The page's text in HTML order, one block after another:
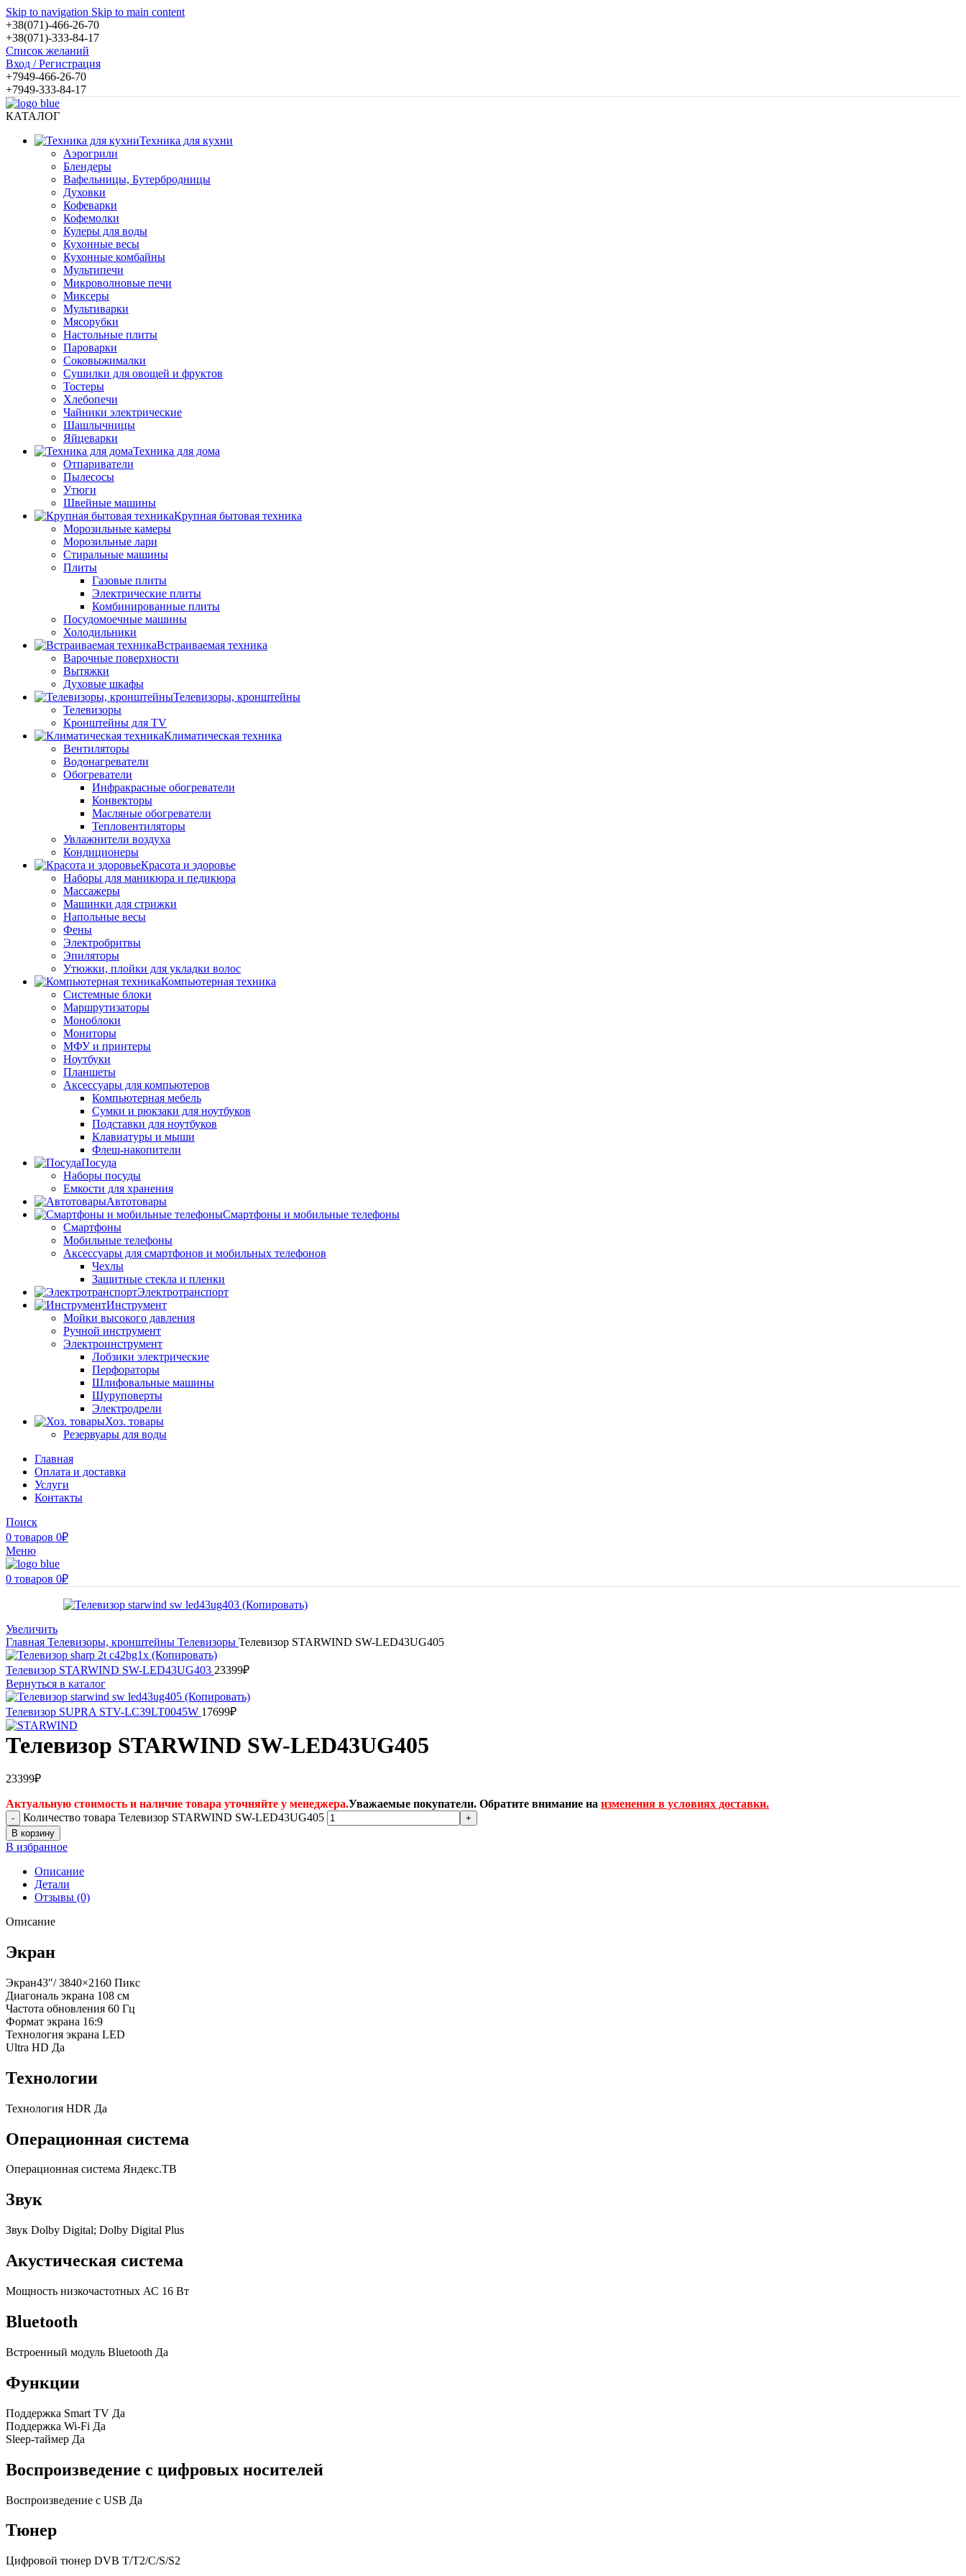
Skip to navigation Skip to main content
+38(071)-466-26-70
+38(071)-333-84-17
Список желаний
Вход / Регистрация
+7949-466-26-70
+7949-333-84-17
КАТАЛОГ
Техника для кухни
Аэрогрили
Блендеры
Вафельницы, Бутербродницы
Духовки
Кофеварки
Кофемолки
Кулеры для воды
Кухонные весы
Кухонные комбайны
Мультипечи
Микроволновые печи
Миксеры
Мультиварки
Мясорубки
Настольные плиты
Пароварки
Соковыжималки
Сушилки для овощей и фруктов
Тостеры
Хлебопечи
Чайники электрические
Шашлычницы
Яйцеварки
Техника для дома
Отпариватели
Пылесосы
Утюги
Швейные машины
Крупная бытовая техника
Морозильные камеры
Морозильные лари
Стиральные машины
Плиты
Газовые плиты
Электрические плиты
Комбинированные плиты
Посудомоечные машины
Холодильники
Встраиваемая техника
Варочные поверхности
Вытяжки
Духовые шкафы
Телевизоры, кронштейны
Телевизоры
Кронштейны для TV
Климатическая техника
Вентиляторы
Водонагреватели
Обогреватели
Инфракрасные обогреватели
Конвекторы
Масляные обогреватели
Тепловентиляторы
Увлажнители воздуха
Кондиционеры
Красота и здоровье
Наборы для маникюра и педикюра
Массажеры
Машинки для стрижки
Напольные весы
Фены
Электробритвы
Эпиляторы
Утюжки, плойки для укладки волос
Компьютерная техника
Системные блоки
Маршрутизаторы
Моноблоки
Мониторы
МФУ и принтеры
Ноутбуки
Планшеты
Аксессуары для компьютеров
Компьютерная мебель
Сумки и рюкзаки для ноутбуков
Подставки для ноутбуков
Клавиатуры и мыши
Флеш-накопители
Посуда
Наборы посуды
Емкости для хранения
Автотовары
Смартфоны и мобильные телефоны
Смартфоны
Мобильные телефоны
Аксессуары для смартфонов и мобильных телефонов
Чехлы
Защитные стекла и пленки
Электротранспорт
Инструмент
Мойки высокого давления
Ручной инструмент
Электроинструмент
Лобзики электрические
Перфораторы
Шлифовальные машины
Шуруповерты
Электродрели
Хоз. товары
Резервуары для воды
Главная
Оплата и доставка
Услуги
Контакты
Поиск
0 товаров 0₽
Меню
0 товаров 0₽
Увеличить
Главная Телевизоры, кронштейны Телевизоры Телевизор STARWIND SW-LED43UG405
Телевизор STARWIND SW-LED43UG403 23399₽
Вернуться в каталог
Телевизор SUPRA STV-LC39LT0045W 17699₽
Телевизор STARWIND SW-LED43UG405
23399₽
Актуальную стоимость и наличие товара уточняйте у менеджера.Уважаемые покупатели. Обратите внимание на изменения в условиях доставки.
Количество товара Телевизор STARWIND SW-LED43UG405
В корзину
В избранное
Описание
Детали
Отзывы (0)
Описание
Экран
Экран43″/ 3840×2160 Пикс
Диагональ экрана 108 см
Частота обновления 60 Гц
Формат экрана 16:9
Технология экрана LED
Ultra HD Да
Технологии
Технология HDR Да
Операционная система
Операционная система Яндекс.ТВ
Звук
Звук Dolby Digital; Dolby Digital Plus
Акустическая система
Мощность низкочастотных АС 16 Вт
Bluetooth
Встроенный модуль Bluetooth Да
Функции
Поддержка Smart TV Да
Поддержка Wi-Fi Да
Sleep-таймер Да
Воспроизведение с цифровых носителей
Воспроизведение с USB Да
Тюнер
Цифровой тюнер DVB T/T2/C/S/S2